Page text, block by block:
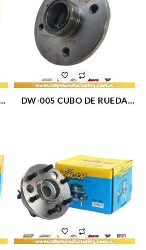
DW-005 CUBO DE RUEDA